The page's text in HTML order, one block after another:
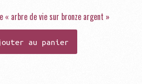
« arbre de vie sur bronze argent »
au panier